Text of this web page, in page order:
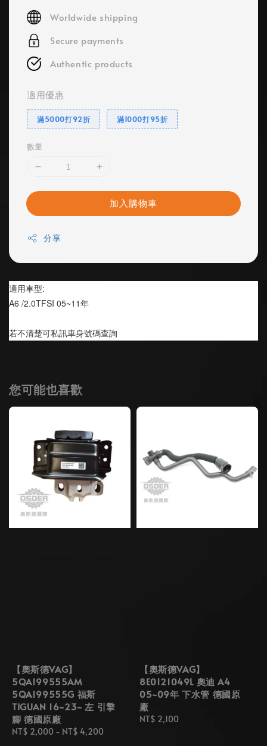
price
Worldwide shipping
Secure payments
Authentic products
適用優惠
滿5000打92折 滿1000打95折
數量
加入購物車
分享
適用車型:
A6 /2.0TFSI 05~11年
若不清楚可私訊車身號碼查詢
您可能也喜歡
【奧斯德VAG】
5QA199555AM
5QA199555G 福斯
TIGUAN 16~23~ 左 引擎
腳 德國原廠
Regular
NT$ 2,000 - NT$ 4,200
【奧斯德VAG】
8E0121049L 奧迪 A4
05~09年 下水管 德國原
廠
Regular
NT$ 2,100